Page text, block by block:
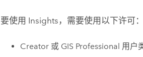
要使用 Insights ，需要使用以下许可：
Creator或 GIS Professional 用户